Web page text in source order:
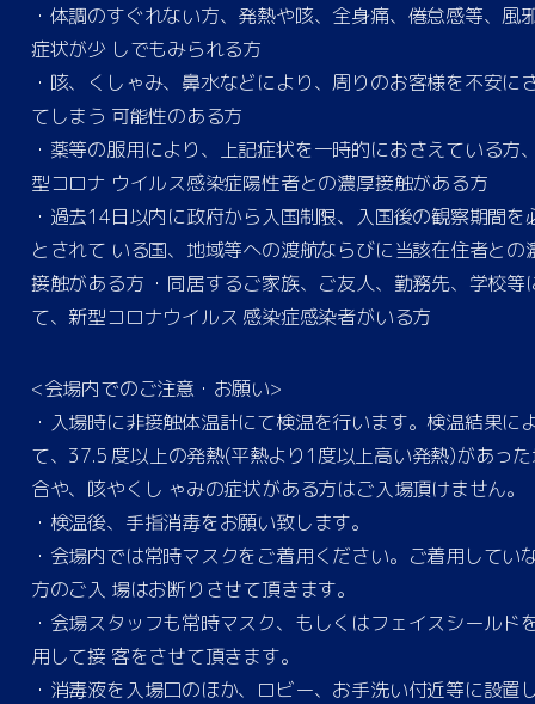
・体調のすぐれない方、発熱や咳、全身痛、倦怠感等、風
症状が少 しでもみられる方
・咳、くしゃみ、鼻水などにより、周りのお客様を不安に
てしまう 可能性のある方
・薬等の服用により、上記症状を一時的におさえている方
型コロナ ウイルス感染症陽性者との濃厚接触がある方
・過去14日以内に政府から入国制限、入国後の観察期間を
とされて いる国、地域等への渡航ならびに当該在住者との
接触がある方 ・同居するご家族、ご友人、勤務先、学校等
て、新型コロナウイルス 感染症感染者がいる方
<会場内でのご注意・お願い>
・入場時に非接触体温計にて検温を行います。検温結果に
て、37.5 度以上の発熱(平熱より1度以上高い発熱)があっ
合や、咳やくし ゃみの症状がある方はご入場頂けません。
・検温後、手指消毒をお願い致します。
・会場内では常時マスクをご着用ください。ご着用してい
方のご入 場はお断りさせて頂きます。
・会場スタッフも常時マスク、もしくはフェイスシールド
用して接 客をさせて頂きます。
・消毒液を入場口のほか、ロビー、お手洗い付近等に設置